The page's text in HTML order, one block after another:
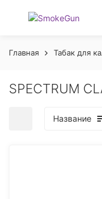
Главная Табак для
SPECTRUM
Название